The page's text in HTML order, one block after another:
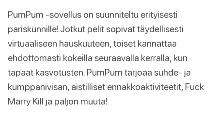
PumPum -sovellus on suunniteltu erityisesti
pariskunnille! Jotkut pelit sopivat täydellisesti
virtuaaliseen hauskuuteen, toiset kannattaa
ehdottomasti kokeilla seuraavalla kerralla, kun
tapaat kasvotusten. PumPum tarjoaa suhde- ja
kumppanivisan, aistilliset ennakkoaktiviteetit, Fuck
Marry Kill ja paljon muuta!